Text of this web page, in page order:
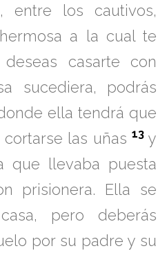
entre los cautivos,
a la cual te
casarte con
sucediera, podrás
ella tendrá que
cortarse las uñas13y
que llevaba puesta
prisionera. Ella se
pero deberás
por su padre y su